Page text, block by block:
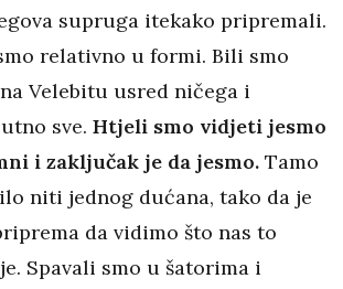
supruga itekako pripremali.
relativno u formi. Bili smo
Velebitu usred ničega i
sve. Htjeli smo vidjeti jesmo
i zaključak je da jesmo. Tamo
niti jednog dućana, tako da je
da vidimo što nas to
Spavali smo u šatorima i